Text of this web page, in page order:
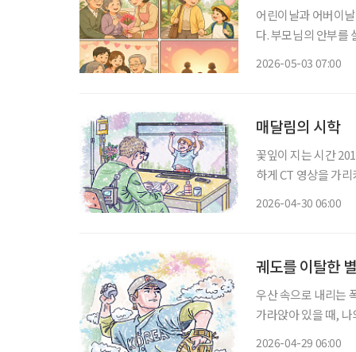
어린이날과 어버이
다. 부모님의 안부를
2026-05-03 07:00
매달림의 시학
꽃잎이 지는 시간 2018년 겨울, 어머니는 인후암 말기 진단을 받으셨다. 의사 선생님은 차분
하게 CT 영상을 가
2026-04-30 06:00
궤도를 이탈한
우산 속으로 내리는 폭포, 침묵하는 신
가라앉아 있을 때,
2026-04-29 06:00